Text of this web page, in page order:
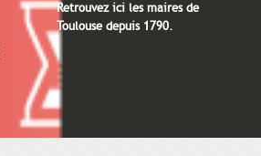
Retrouvez ici les maires de
Toulouse depuis 1790.